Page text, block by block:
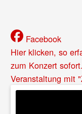
Facebook
Hier klicken, so
zum Konzert
Veranstaltung mit